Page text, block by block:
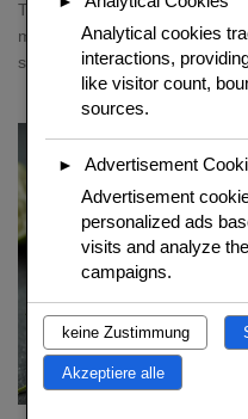
Tom Kha Gai ist die
mit Galangal, Zitronengras
schaerfer und unglaublich par
Analytical cookies
interactions,
like visitor count,
sources.
►
Advertisement
Advertisement
personalized ads
visits and analyze
campaigns.
keine Zustimmung
Akzeptiere alle